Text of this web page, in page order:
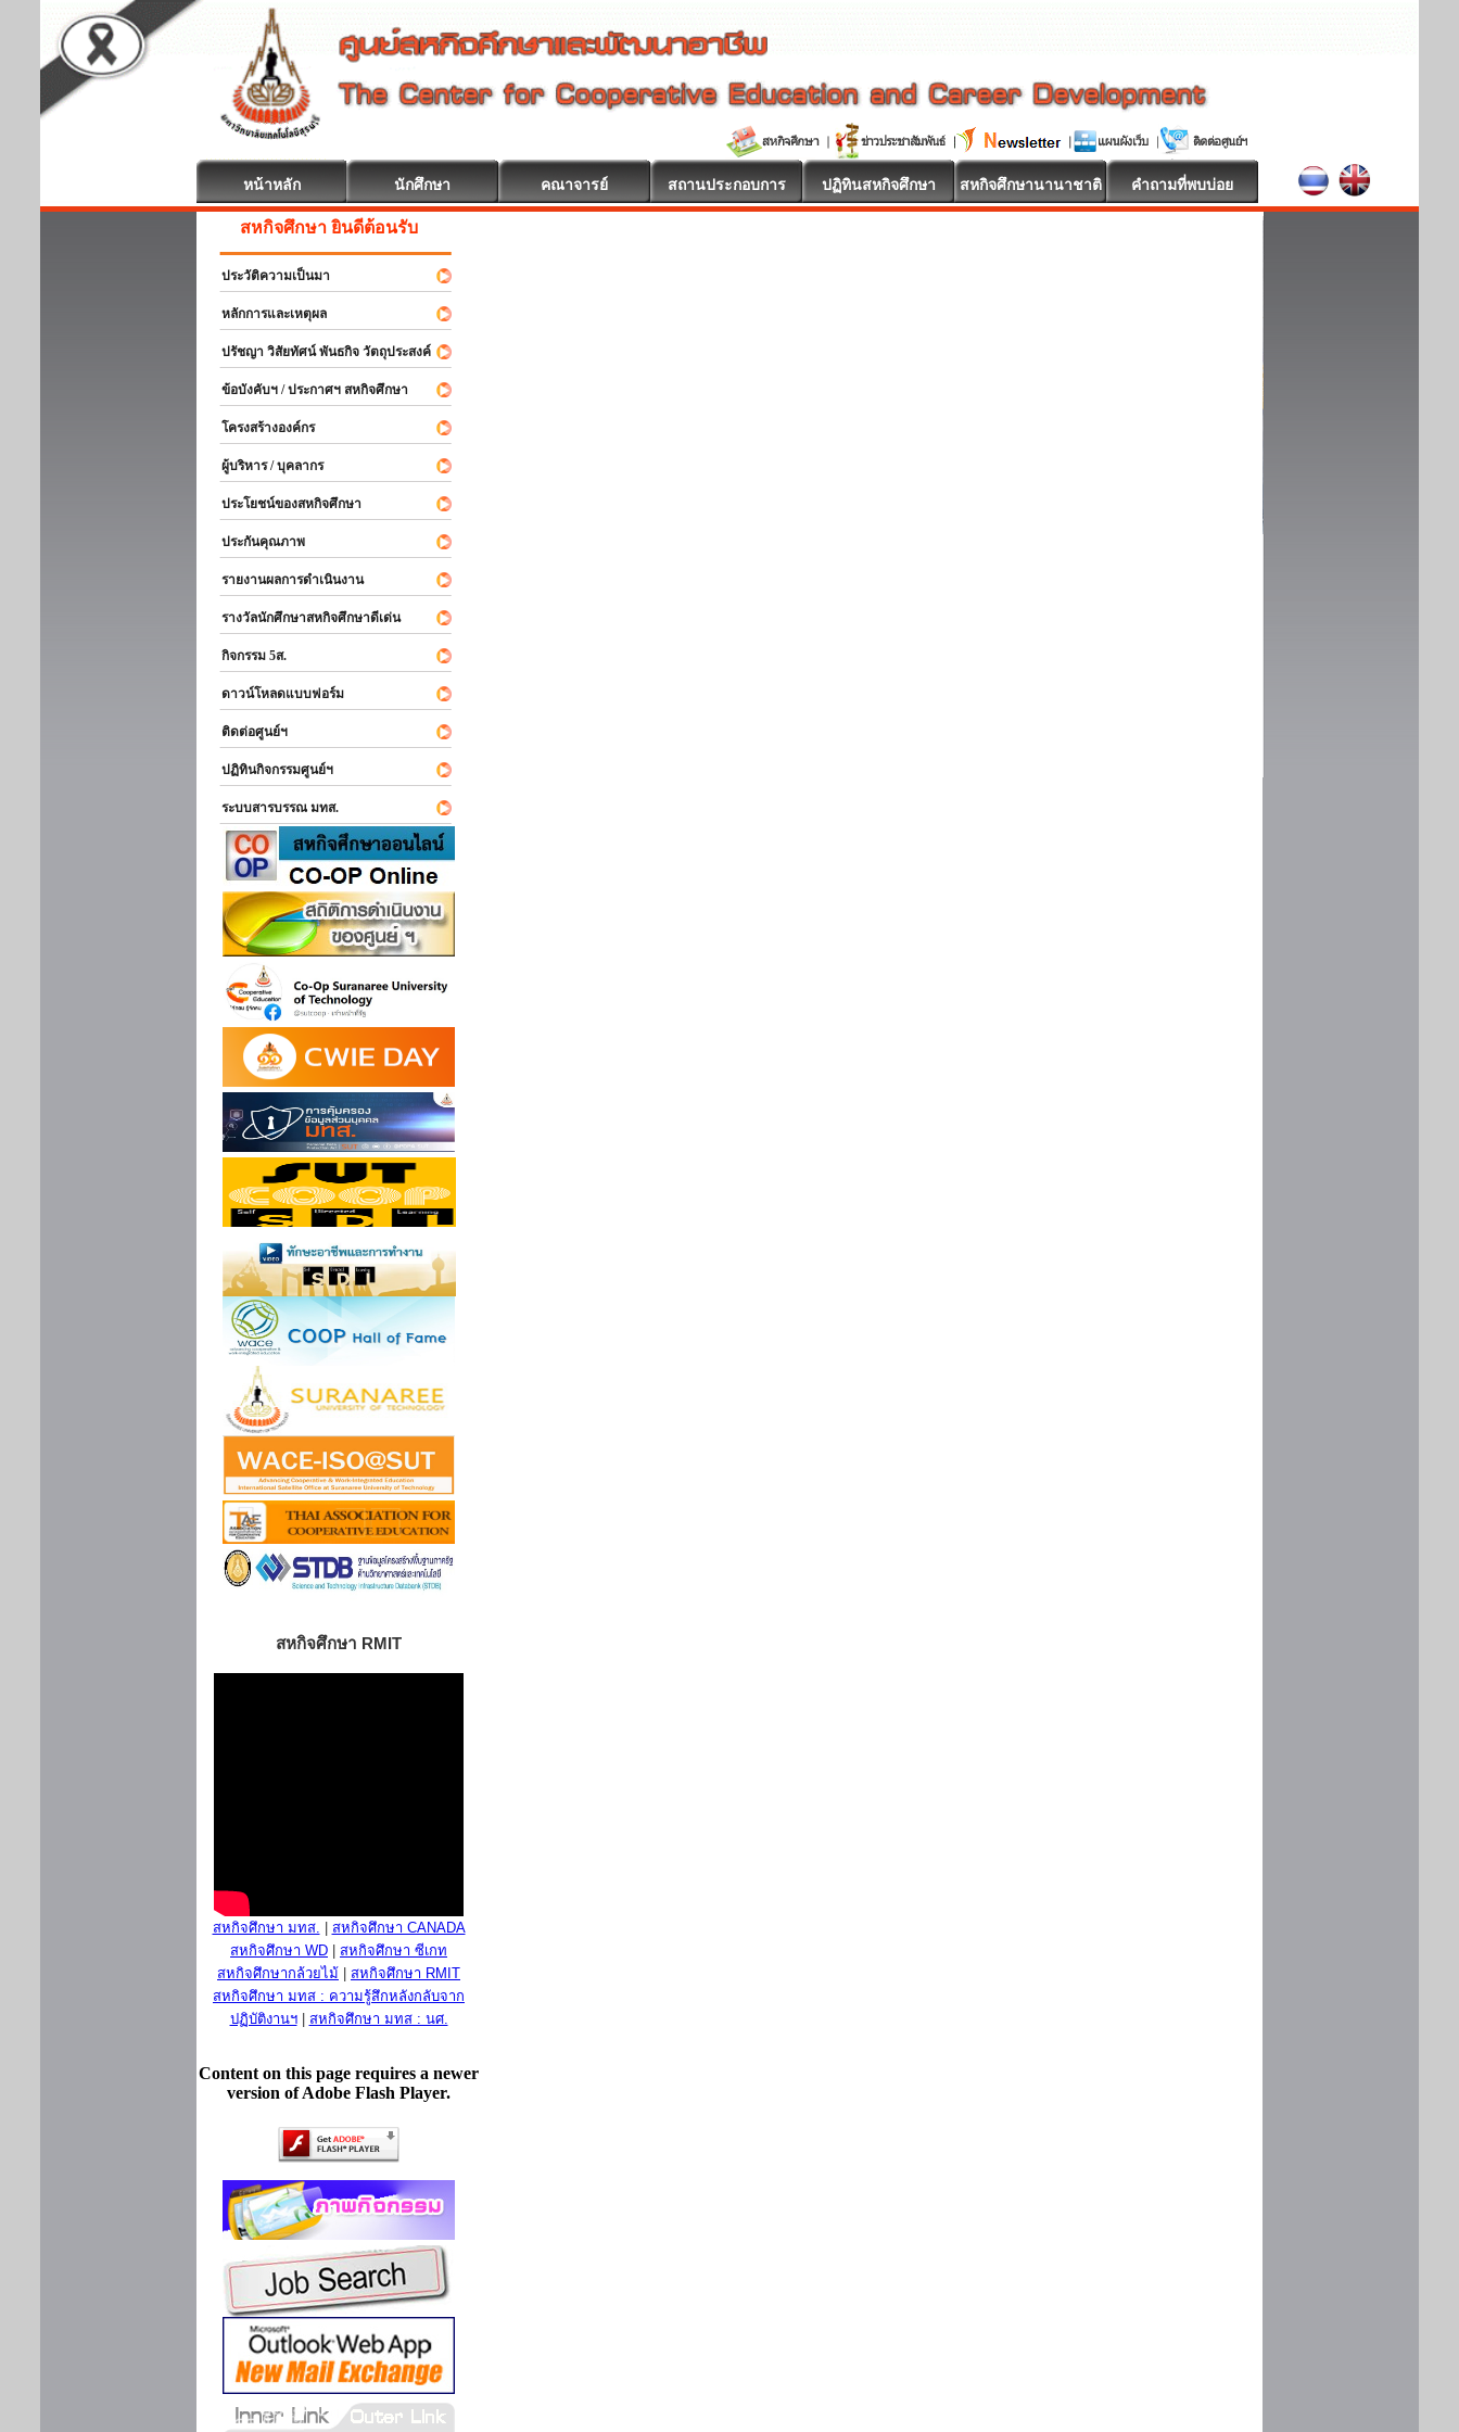
หน้าหลัก นักศึกษา คณาจารย์ สถานประกอบการ ปฏิทินสหกิจศึกษา สหกิจศึกษานานาชาติ คำถามที่พบบ่อย
สหกิจศึกษา ยินดีต้อนรับ
ประวัติความเป็นมา
หลักการและเหตุผล
ปรัชญา วิสัยทัศน์ พันธกิจ วัตถุประสงค์
ข้อบังคับฯ / ประกาศฯ สหกิจศึกษา
โครงสร้างองค์กร
ผู้บริหาร / บุคลากร
ประโยชน์ของสหกิจศึกษา
ประกันคุณภาพ
รายงานผลการดำเนินงาน
รางวัลนักศึกษาสหกิจศึกษาดีเด่น
กิจกรรม 5ส.
ดาวน์โหลดแบบฟอร์ม
ติดต่อศูนย์ฯ
ปฏิทินกิจกรรมศูนย์ฯ
ระบบสารบรรณ มทส.
สหกิจศึกษา RMIT
สหกิจศึกษา มทส.
สหกิจศึกษา CANADA
สหกิจศึกษา WD
สหกิจศึกษา ซีเกท
สหกิจศึกษากล้วยไม้
สหกิจศึกษา RMIT
สหกิจศึกษา มทส : ความรู้สึกหลังกลับจาก
ปฏิบัติงานฯ| สหกิจศึกษา มทส : นศ.
Content on this page requires a newer
version of Adobe Flash Player.